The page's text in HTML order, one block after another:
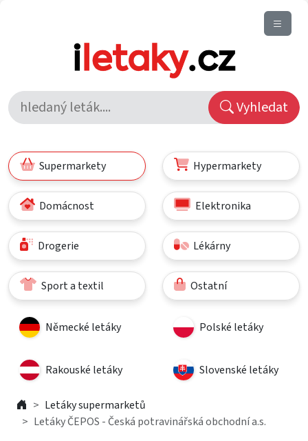
Vyhledat
Supermarkety Hypermarkety
Domácnost Elektronika
Drogerie Lékárny
Sport a textil Ostatní
Německé letáky Polské letáky
Rakouské letáky Slovenské letáky
Letáky supermarketů
Letáky ČEPOS - Česká potravinářská obchodní a.s.